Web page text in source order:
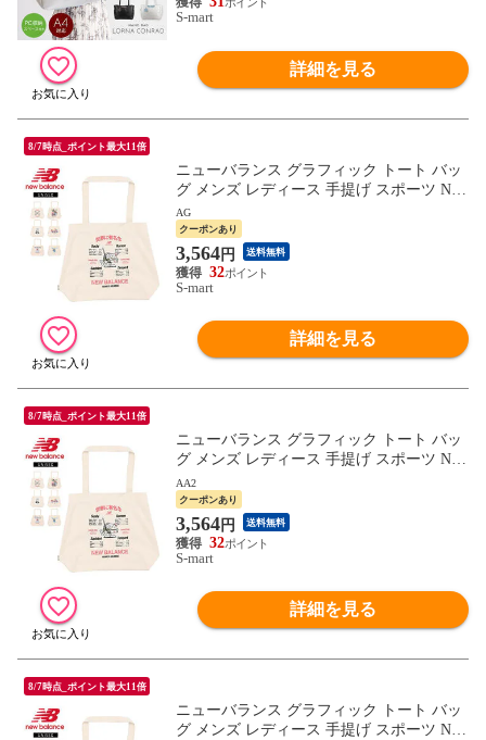
S-mart
詳細を見る
8/7時点_ポイント最大11倍
ニューバランス グラフィック トート バッ
グ メンズ レディース 手提げ スポーツ New
Balance AC9728D
AG
クーポンあり
3,564円 送料無料
32
S-mart
詳細を見る
8/7時点_ポイント最大11倍
ニューバランス グラフィック トート バッ
グ メンズ レディース 手提げ スポーツ New
Balance AC9728D
AA2
クーポンあり
3,564円 送料無料
32
S-mart
詳細を見る
8/7時点_ポイント最大11倍
ニューバランス グラフィック トート バッ
グ メンズ レディース 手提げ スポーツ New